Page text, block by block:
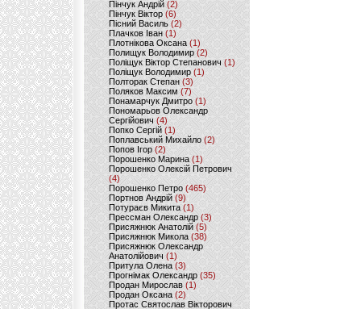
Пінчук Андрій(2)
Пінчук Віктор (6)
Пісний Василь (2)
Плачков Іван(1)
Плотнікова Оксана (1)
Полищук Володимир(2)
Поліщук Віктор Степанович(1)
Поліщук Володимир (1)
Полторак Степан(3)
Поляков Максим (7)
Понамарчук Дмитро (1)
Пономарьов Олександр
Сергійович(4)
Попко Сергій (1)
Поплавський Михайло (2)
Попов Ігор(2)
Порошенко Марина (1)
Порошенко Олексій Петрович
(4)
Порошенко Петро (465)
Портнов Андрій (9)
Потураєв Микита(1)
Прессман Олександр(3)
Присяжнюк Анатолій (5)
Присяжнюк Микола (38)
Присяжнюк Олександр
Анатолійович (1)
Притула Олена (3)
Прогнімак Олександр(35)
Продан Мирослав(1)
Продан Оксана (2)
Протас Святослав Вікторович